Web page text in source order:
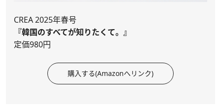
CREA 2025年春号
『韓国のすべてが知りたくて。』
定価980円
購入する(Amazonへリンク)